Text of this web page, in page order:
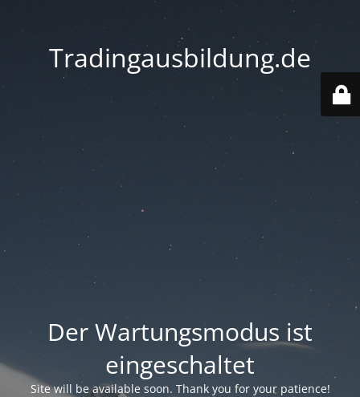
Tradingausbildung.de
Der Wartungsmodus ist
eingeschaltet
Site will be available soon. Thank you for your patience!